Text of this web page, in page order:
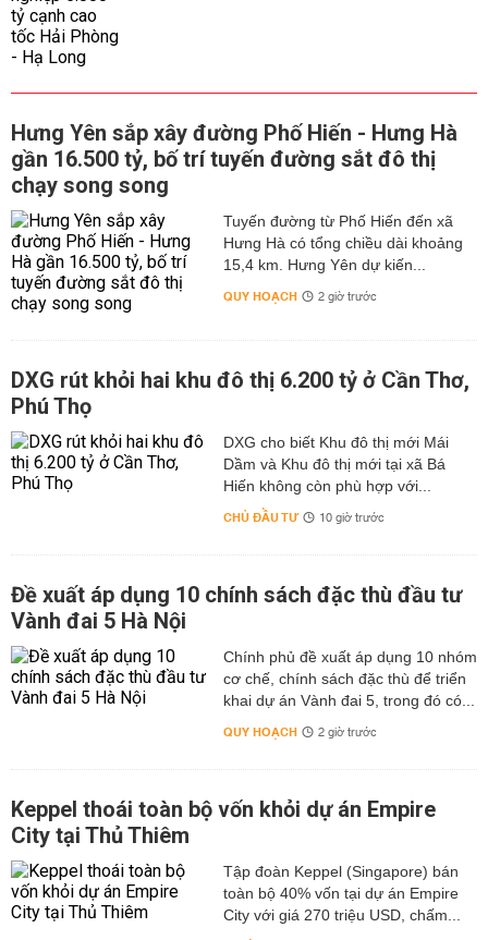
Hưng Yên sắp xây đường Phố Hiến - Hưng Hà
gần 16.500 tỷ, bố trí tuyến đường sắt đô thị
chạy song song
Tuyến đường từ Phố Hiến đến xã
Hưng Hà có tổng chiều dài khoảng
15,4 km. Hưng Yên dự kiến...
QUY HOẠCH 2 giờ trước
DXG rút khỏi hai khu đô thị 6.200 tỷ ở Cần Thơ,
Phú Thọ
DXG cho biết Khu đô thị mới Mái
Dầm và Khu đô thị mới tại xã Bá
Hiến không còn phù hợp với...
CHỦ ĐẦU TƯ 10 giờ trước
Đề xuất áp dụng 10 chính sách đặc thù đầu tư
Vành đai 5 Hà Nội
Chính phủ đề xuất áp dụng 10 nhóm
cơ chế, chính sách đặc thù để triển
khai dự án Vành đai 5, trong đó có...
QUY HOẠCH 2 giờ trước
Keppel thoái toàn bộ vốn khỏi dự án Empire
City tại Thủ Thiêm
Tập đoàn Keppel (Singapore) bán
toàn bộ 40% vốn tại dự án Empire
City với giá 270 triệu USD, chấm...